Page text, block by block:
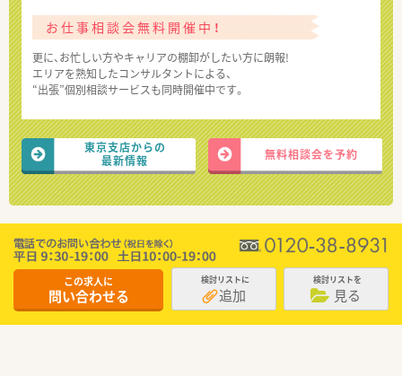
お仕事相談会無料開催中！
更に、お忙しい方やキャリアの棚卸がしたい方に朗報!
エリアを熟知したコンサルタントによる、
“出張”個別相談サービスも同時開催中です。
東京支店からの
最新情報
無料相談会を予約
この求人に
問い合わせる
検討リストに
追加
検討リストを
見る